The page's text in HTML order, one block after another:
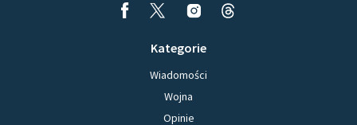
Kategorie
Wiadomości
Wojna
Opinie